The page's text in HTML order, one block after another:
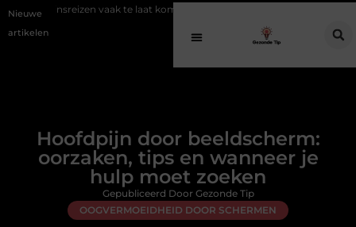
Nieuwe
artikelen
te laat komt Een gezonde avond routine voor een diepe en
Hoofdpijn door beeldscherm:
oorzaken, tips en wanneer je
hulp moet zoeken
OOGVERMOEIDHEID DOOR SCHERMEN
Gepubliceerd Door Gezonde Tip